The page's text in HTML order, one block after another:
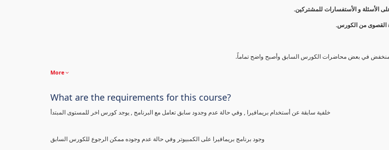
الأسئلة و الأستفسارات للمشتركين.
القصوى من الكورس.
في بعض محاضرات الكورس السابق وأصبح واضح تماماً.
More
What are the requirements for this course?
خلفية سابقة عن أستخدام بريمافيرا , وفي حالة عدم وجدود سابق تعامل مع البرنامج , يوجد كورس اخر للمستوى المبتدأ
وجود برنامج بريمافيرا على الكمبيوتر وفي حالة عدم وجوده ممكن الرجوع للكورس السابق